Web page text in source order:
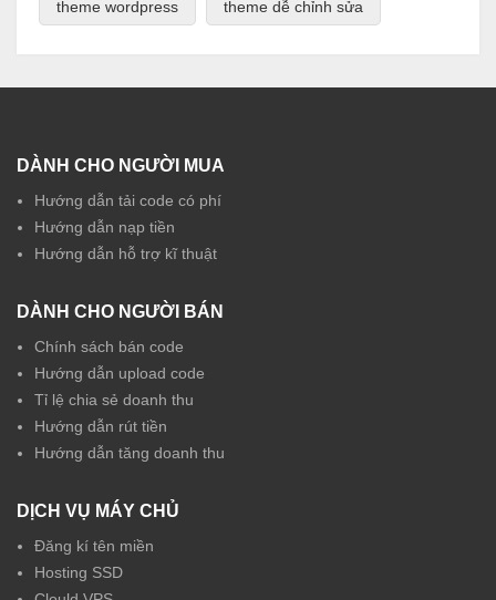
theme wordpress theme dễ chỉnh sửa
DÀNH CHO NGƯỜI MUA
Hướng dẫn tải code có phí
Hướng dẫn nạp tiền
Hướng dẫn hỗ trợ kĩ thuật
DÀNH CHO NGƯỜI BÁN
Chính sách bán code
Hướng dẫn upload code
Tỉ lệ chia sẻ doanh thu
Hướng dẫn rút tiền
Hướng dẫn tăng doanh thu
DỊCH VỤ MÁY CHỦ
Đăng kí tên miền
Hosting SSD